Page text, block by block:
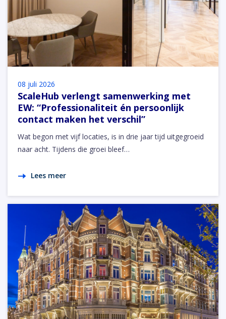
08 juli 2026
ScaleHub verlengt samenwerking met
EW: “Professionaliteit én persoonlijk
contact maken het verschil”
Wat begon met vijf locaties, is in drie jaar tijd uitgegroeid
naar acht. Tijdens die groei bleef…
Lees meer